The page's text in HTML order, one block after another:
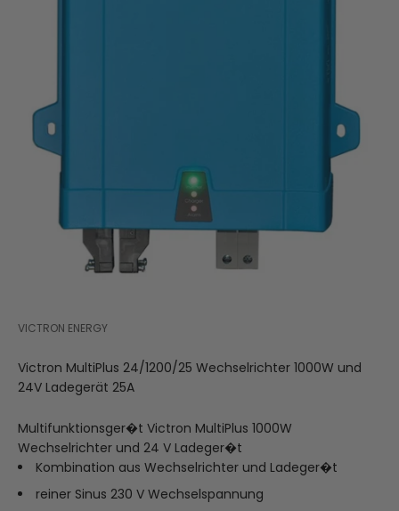
VICTRON ENERGY
Victron MultiPlus 24/1200/25 Wechselrichter 1000W und
24V Ladegerät 25A
Multifunktionsger�t Victron MultiPlus 1000W
Wechselrichter und 24 V Ladeger�t
Kombination aus Wechselrichter und Ladeger�t
reiner Sinus 230 V Wechselspannung